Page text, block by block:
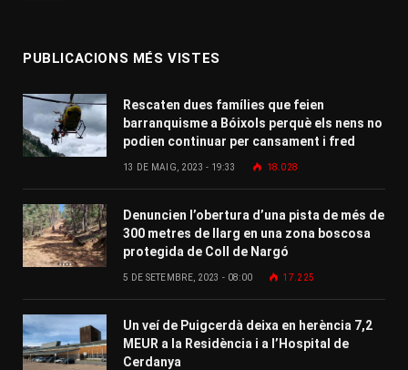
PUBLICACIONS MÉS VISTES
Rescaten dues famílies que feien
barranquisme a Bóixols perquè els nens no
podien continuar per cansament i fred
13 DE MAIG, 2023 - 19:33 18.028
Denuncien l’obertura d’una pista de més de
300 metres de llarg en una zona boscosa
protegida de Coll de Nargó
5 DE SETEMBRE, 2023 - 08:00 17.225
Un veí de Puigcerdà deixa en herència 7,2
MEUR a la Residència i a l’Hospital de
Cerdanya